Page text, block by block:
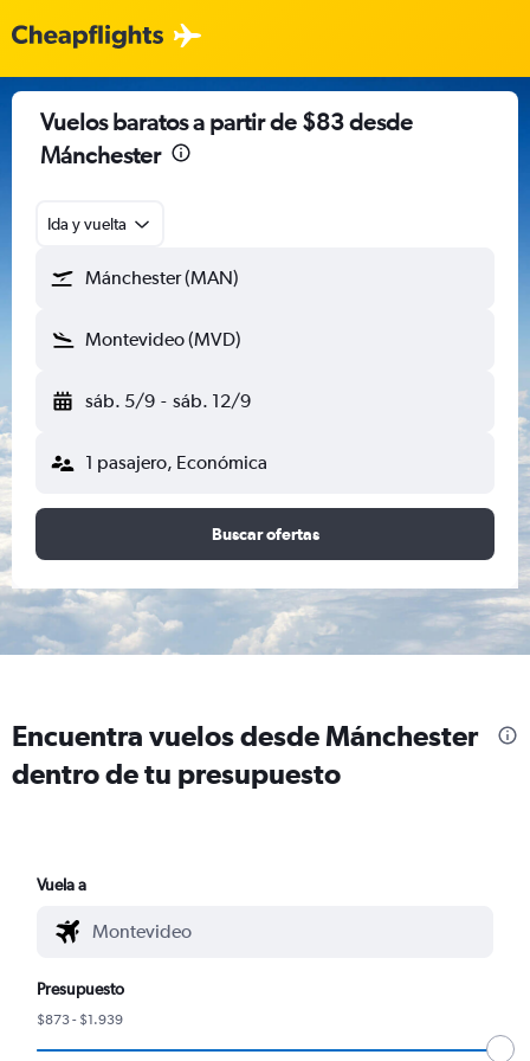
Vuelos baratos a partir de $83 desde
Mánchester
Ida y vuelta
Mánchester (MAN)
Montevideo (MVD)
sáb. 5/9 - sáb. 12/9
1 pasajero, Económica
Buscar ofertas
Encuentra vuelos desde Mánchester
dentro de tu presupuesto
Vuela a
Presupuesto
$873 - $1.939